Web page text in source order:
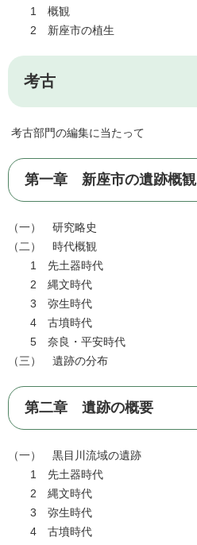
1 概観
2 新座市の植生
考古
考古部門の編集に当たって
第一章 新座市の遺跡概観
（一） 研究略史
（二） 時代概観
1 先土器時代
2 縄文時代
3 弥生時代
4 古墳時代
5 奈良・平安時代
（三） 遺跡の分布
第二章 遺跡の概要
（一） 黒目川流域の遺跡
1 先土器時代
2 縄文時代
3 弥生時代
4 古墳時代